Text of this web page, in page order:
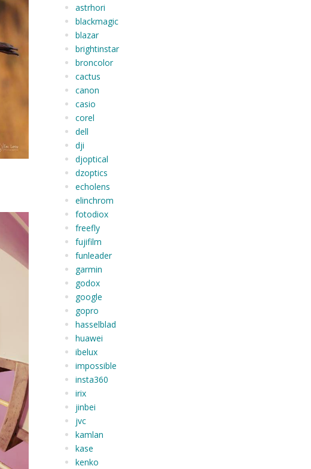
astrhori
blackmagic
blazar
brightinstar
broncolor
cactus
canon
casio
corel
dell
dji
djoptical
dzoptics
echolens
elinchrom
fotodiox
freefly
fujifilm
funleader
garmin
godox
google
gopro
hasselblad
huawei
ibelux
impossible
insta360
irix
jinbei
jvc
kamlan
kase
kenko